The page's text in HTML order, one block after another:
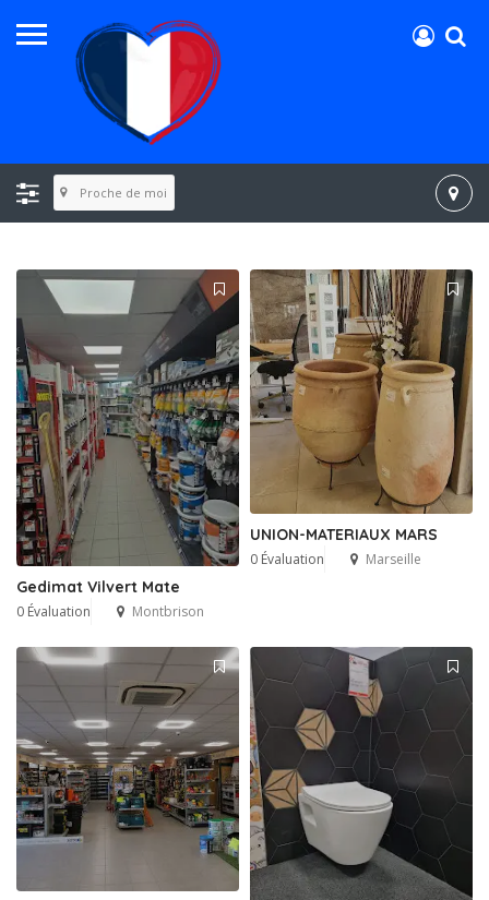
Proche de moi
Gedimat Vilvert Mate
0 Évaluation Montbrison
UNION-MATERIAUX MARS
0 Évaluation Marseille